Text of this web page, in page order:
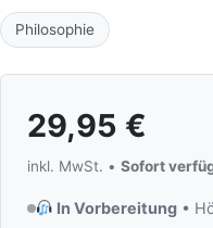
Philosophie
29,95 €
inkl. MwSt. • Sofort
In Vorbereitung •